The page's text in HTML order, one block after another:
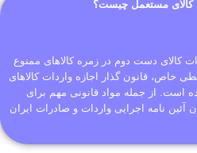
کالای دست دوم در زمره کالاهای ممنوع
خاص، قانون گذار اجازه واردات کالاهای
است. از جمله مواد قانونی مهم برای
کالای مستعمل، ماده 42 قانون آئین نامه اجرایی واردات و صادرات ایران